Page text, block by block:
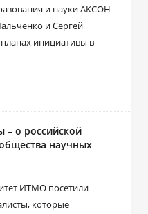
и науки АКСОН
и Сергей
инициативы в
– о российской
научных
ИТМО посетили
которые